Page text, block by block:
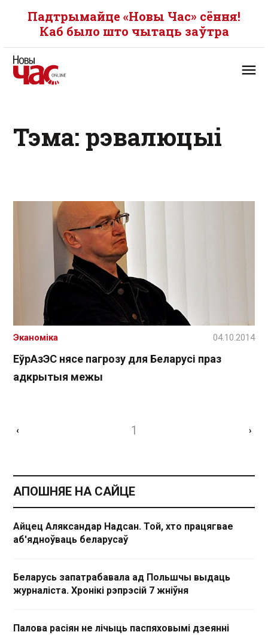
Падтрымайце «Новы Час» сёння!
Каб было што чытаць заўтра
Тэма: рэвалюцыі
ЕўрАзЭС нясе пагрозу для Беларусі праз
адкрытыя межы
Эканоміка 04.10.2014
‹ 1 ›
АПОШНЯЕ НА САЙЦЕ
Айцец Аляксандар Надсан. Той, хто працягвае
аб'ядноўваць беларусаў
Беларусь запатрабавала ад Польшчы выдаць
журналіста. Хронікі рэпрэсій 7 жніўня
Палова расіян не лічыць паспяховымі дзеянні